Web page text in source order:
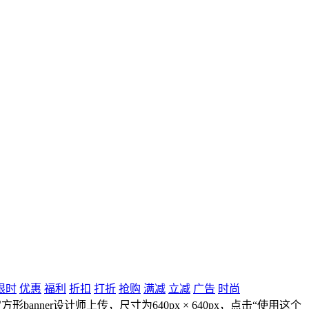
时 优惠 福利 折扣 打折 抢购 满减 立减 广告 时尚
形banner设计师上传，尺寸为640px × 640px，点击“使用这个